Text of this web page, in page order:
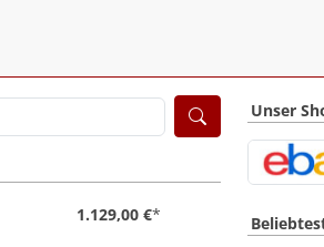
1.129,00 €*
Unser